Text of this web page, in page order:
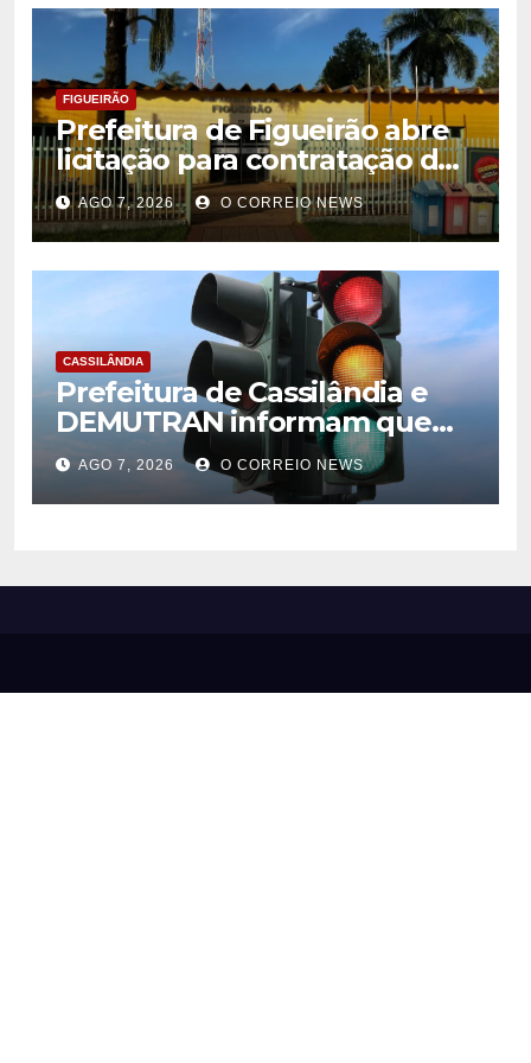
FIGUEIRÃO
Prefeitura de Figueirão abre
licitação para contratação de
estrutura de eventos
AGO 7, 2026 O CORREIO NEWS
CASSILÂNDIA
Prefeitura de Cassilândia e
DEMUTRAN informam que
semáforo entre as ruas Amin
José e Antônio Paulino
entrou em funcionamento
AGO 7, 2026 O CORREIO NEWS